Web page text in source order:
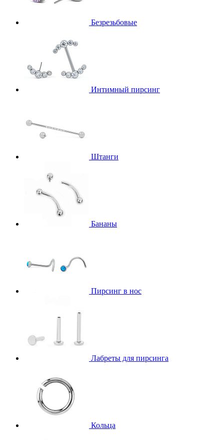
Безрезьбовые
Интимный пирсинг
Штанги
Бананы
Пирсинг в нос
Лабреты для пирсинга
Кольца